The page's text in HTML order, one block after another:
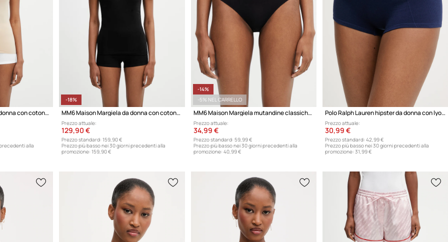
MM6 Maison Margiela da donna con cotone
alla
-18%
MM6 Maison Margiela da donna con cotone
Prezzo attuale:
129,90 €
Prezzo standard: 159,90 €
Prezzo più basso nei 30 giorni precedenti alla
promozione: 159,90 €
-14%
-5% NEL CARRELLO
MM6 Maison Margiela mutandine classiche da donna con cotone
Prezzo attuale:
34,99 €
Prezzo standard: 59,99 €
Prezzo più basso nei 30 giorni precedenti alla
promozione: 40,99 €
Polo Ralph Lauren hipster da donna con lyocell
Prezzo attuale:
30,99 €
Prezzo standard: 42,99 €
Prezzo più basso nei 30 giorni precedenti alla
promozione: 31,99 €